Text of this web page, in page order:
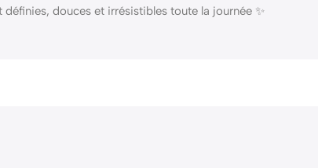
douces et irrésistibles toute la journée ✨